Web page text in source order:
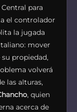
para
el controlador
la jugada
mover
su propiedad,
volverá
las alturas,
, quien
acerca de